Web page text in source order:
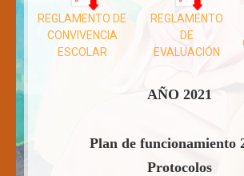
REGLAMENTO DE
CONVIVENCIA
ESCOLAR
REGLAMENTO
DE
EVALUACIÓN
AÑO 2021
Plan de funcionamiento
Protocolos